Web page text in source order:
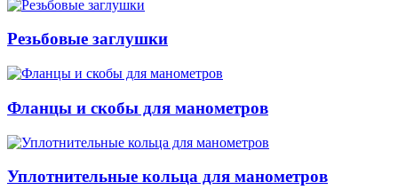
Резьбовые заглушки
Фланцы и скобы для манометров
Уплотнительные кольца для манометров